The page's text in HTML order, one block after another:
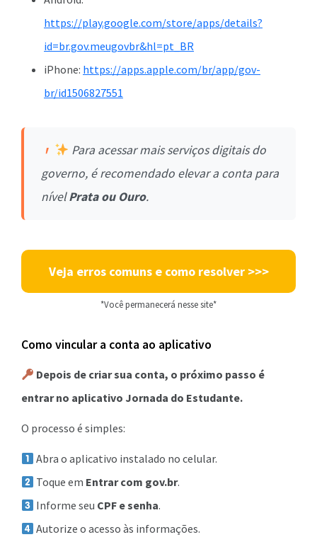
https://play.google.com/store/apps/details?
id=br.gov.meugovbr&hl=pt_BR
iPhone: https://apps.apple.com/br/app/gov-
br/id1506827551
Para acessar mais serviços digitais do
governo, é recomendado elevar a conta para
nívelPrata ou Ouro.
Veja erros comuns e como resolver >>>
*Você permanecerá nesse site*
Como vincular a conta ao aplicativo
Depois de criar sua conta, o próximo passo é
entrar no aplicativo Jornada do Estudante.
O processo é simples:
Abra o aplicativo instalado no celular.
Toque em Entrar com gov.br.
Informe seu CPF e senha.
Autorize o acesso às informações.